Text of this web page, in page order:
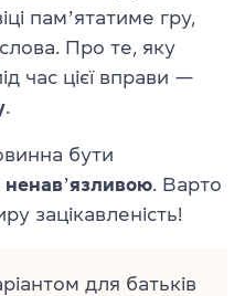
памʼятатиме гру,
Про те, яку
час цієї вправи —
.
бути
ненавʼязливою. Варто
зацікавленість!
для батьків